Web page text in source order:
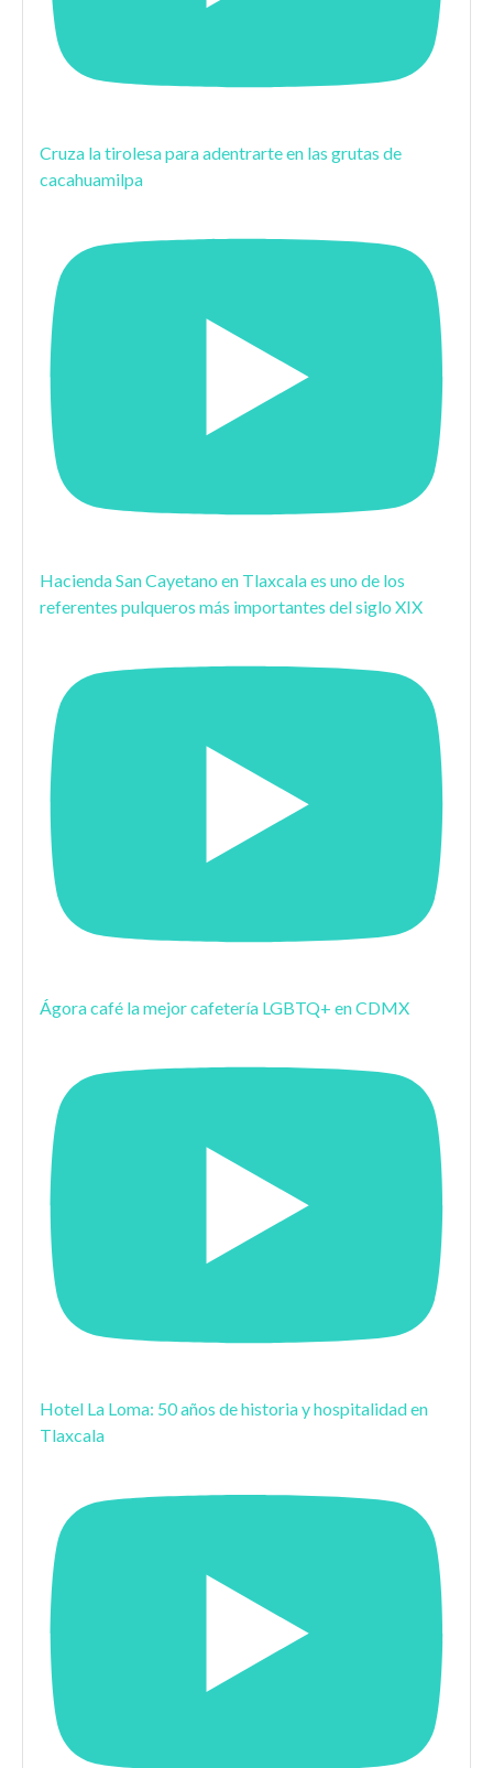
Cruza la tirolesa para adentrarte en las grutas de
cacahuamilpa
Hacienda San Cayetano en Tlaxcala es uno de los
referentes pulqueros más importantes del siglo XIX
Ágora café la mejor cafetería LGBTQ+ en CDMX
Hotel La Loma: 50 años de historia y hospitalidad en
Tlaxcala